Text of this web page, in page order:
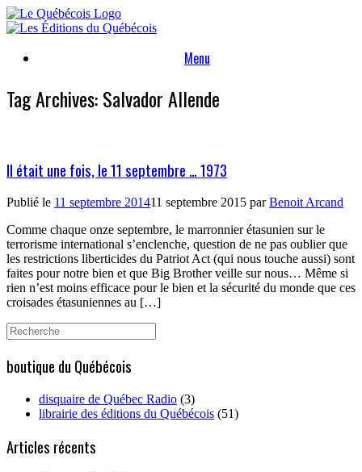
Skip
to
Menu
Tag Archives:Salvador Allende
Il était une fois, le 11 septembre … 1973
Publié le 11 septembre 201411 septembre 2015 parBenoit Arcand
Comme chaque onze septembre, le marronnier étasunien sur le
terrorisme international s’enclenche, question de ne pas oublier que
les restrictions liberticides du Patriot Act (qui nous touche aussi) sont
faites pour notre bien et que Big Brother veille sur nous… Même si
rien n’est moins efficace pour le bien et la sécurité du monde que ces
croisades étasuniennes au […]
Search
for:
boutique du Québécois
disquaire de Québec Radio (3)
librairie des éditions du Québécois (51)
Articles récents